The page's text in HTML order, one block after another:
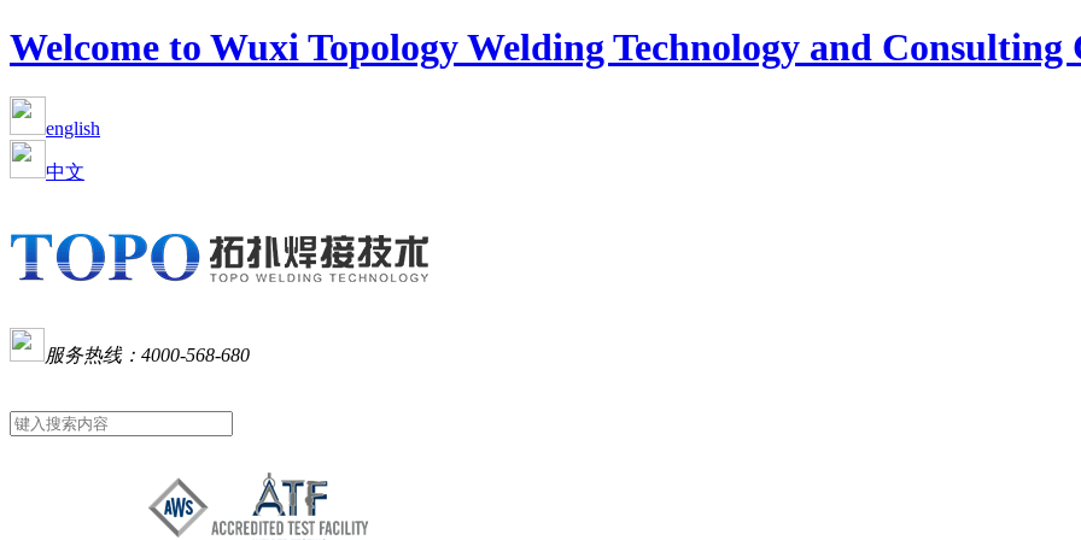
Welcome to Wuxi Topology Welding Technology and Consulting
english
中文
服务热线： 4000-568-680